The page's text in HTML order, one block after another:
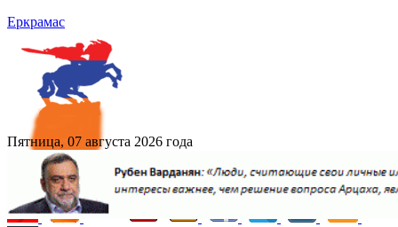
Еркрамас
Пятница, 07 августа 2026 года